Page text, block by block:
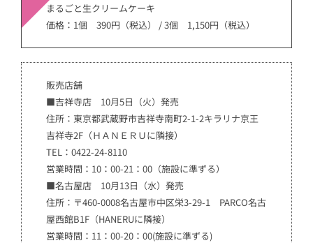
まるごと生クリームケーキ
価格：1個 390円（税込） / 3個 1,150円（税込）
販売店舗
■吉祥寺店 10月5日（火）発売
住所：東京都武蔵野市吉祥寺南町2-1-2キラリナ京王
吉祥寺2F（ＨＡＮＥＲＵに隣接）
TEL：0422-24-8110
営業時間：10：00-21：00（施設に準ずる）
■名古屋店 10月13日（水）発売
住所：〒460-0008名古屋市中区栄3-29-1 PARCO名古
屋西館B1F（HANERUに隣接）
営業時間：11：00-20：00(施設に準ずる)